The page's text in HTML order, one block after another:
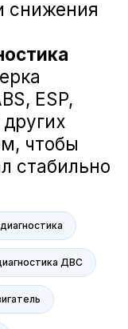
ДВС